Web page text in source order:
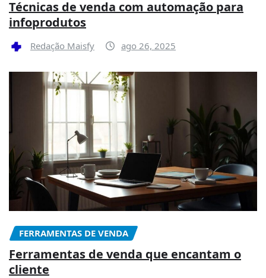
Técnicas de venda com automação para
infoprodutos
Redação Maisfy ago 26, 2025
FERRAMENTAS DE VENDA
Ferramentas de venda que encantam o
cliente